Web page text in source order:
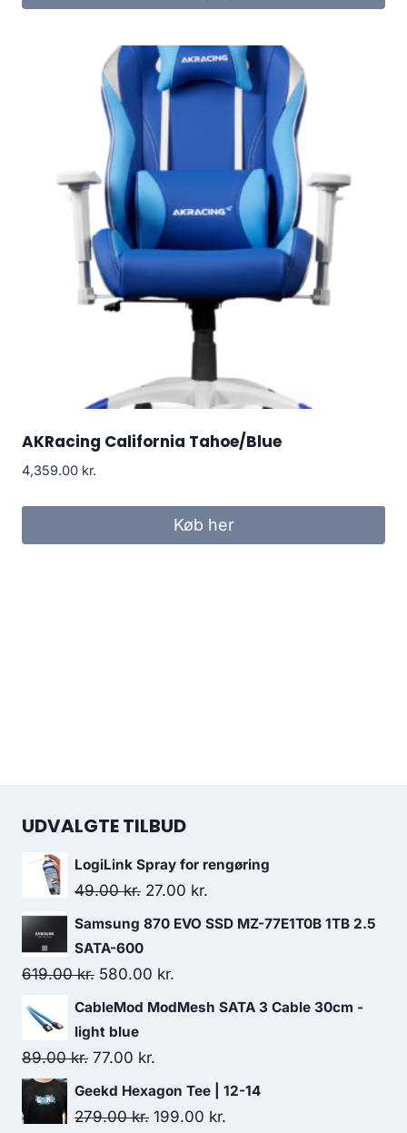
AKRacing California Tahoe/Blue
4,359.00 kr.
Køb her
UDVALGTE TILBUD
LogiLink Spray for rengøring
49.00kr. Original
price
49.00 kr..
27.00 kr.
price
Samsung 870 EVO SSD MZ-77E1T0B 1TB 2.5
SATA-600
619.00kr. Original
price
was:
619.00 kr..
580.00 kr.
price
CableMod ModMesh SATA 3 Cable 30cm -
light blue
89.00kr. Original
price
was:
77.00 kr.
price
is:
Geekd Hexagon Tee | 12-14
279.00kr. Original
199.00 kr.